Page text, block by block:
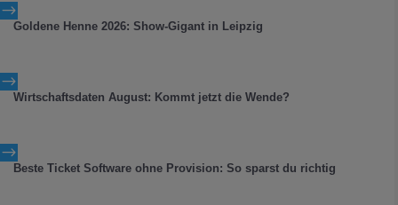
$
Goldene Henne 2026: Show-Gigant in Leipzig
$
Wirtschaftsdaten August: Kommt jetzt die Wende?
$
Beste Ticket Software ohne Provision: So sparst du richtig